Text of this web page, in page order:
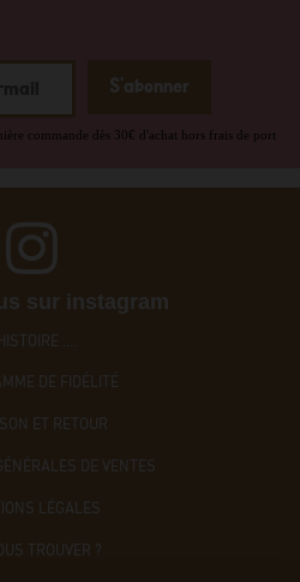
commande dès 30€ d'achat hors frais de port
sur instagram
....
DE FIDÉLITÉ
ET RETOUR
DE VENTES
LÉGALES
TROUVER ?